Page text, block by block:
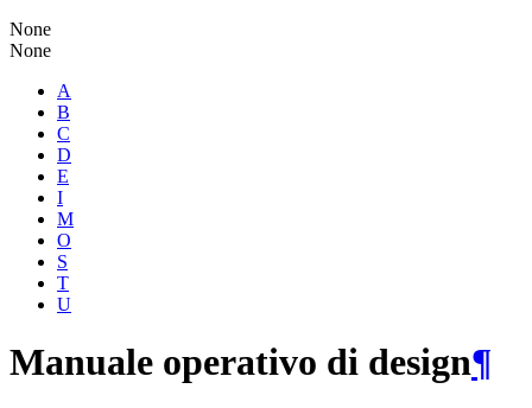
None
None
A
B
C
D
E
I
M
O
S
T
U
Manuale operativo di design¶